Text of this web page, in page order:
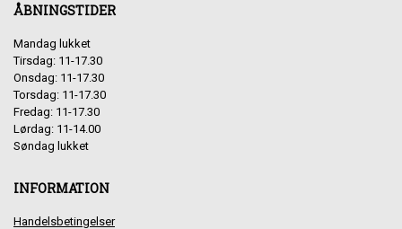
ÅBNINGSTIDER
Mandag lukket
Tirsdag: 11-17.30
Onsdag: 11-17.30
Torsdag: 11-17.30
Fredag: 11-17.30
Lørdag: 11-14.00
Søndag lukket
INFORMATION
Handelsbetingelser